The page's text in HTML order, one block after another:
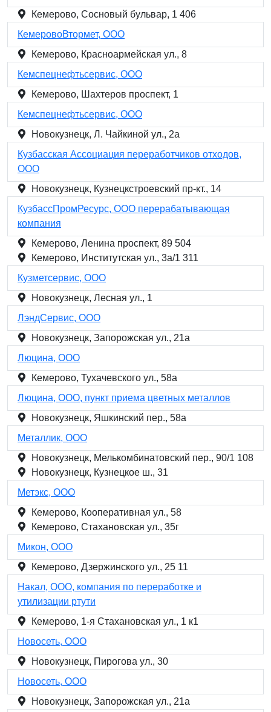
Кемерово, Сосновый бульвар, 1 406
КемеровоВтормет, ООО
Кемерово, Красноармейская ул., 8
Кемспецнефтьсервис, ООО
Кемерово, Шахтеров проспект, 1
Кемспецнефтьсервис, ООО
Новокузнецк, Л. Чайкиной ул., 2а
Кузбасская Ассоциация переработчиков отходов,
ООО
Новокузнецк, Кузнецкстроевский пр-кт., 14
КузбассПромРесурс, ООО перерабатывающая
компания
Кемерово, Ленина проспект, 89 504
Кемерово, Институтская ул., 3а/1 311
Кузметсервис, ООО
Новокузнецк, Лесная ул., 1
ЛэндСервис, ООО
Новокузнецк, Запорожская ул., 21а
Люцина, ООО
Кемерово, Тухачевского ул., 58а
Люцина, ООО, пункт приема цветных металлов
Новокузнецк, Яшкинский пер., 58а
Металлик, ООО
Новокузнецк, Мелькомбинатовский пер., 90/1 108
Новокузнецк, Кузнецкое ш., 31
Метэкс, ООО
Кемерово, Кооперативная ул., 58
Кемерово, Стахановская ул., 35г
Микон, ООО
Кемерово, Дзержинского ул., 25 11
Накал, ООО, компания по переработке и
утилизации ртути
Кемерово, 1-я Стахановская ул., 1 к1
Новосеть, ООО
Новокузнецк, Пирогова ул., 30
Новосеть, ООО
Новокузнецк, Запорожская ул., 21а